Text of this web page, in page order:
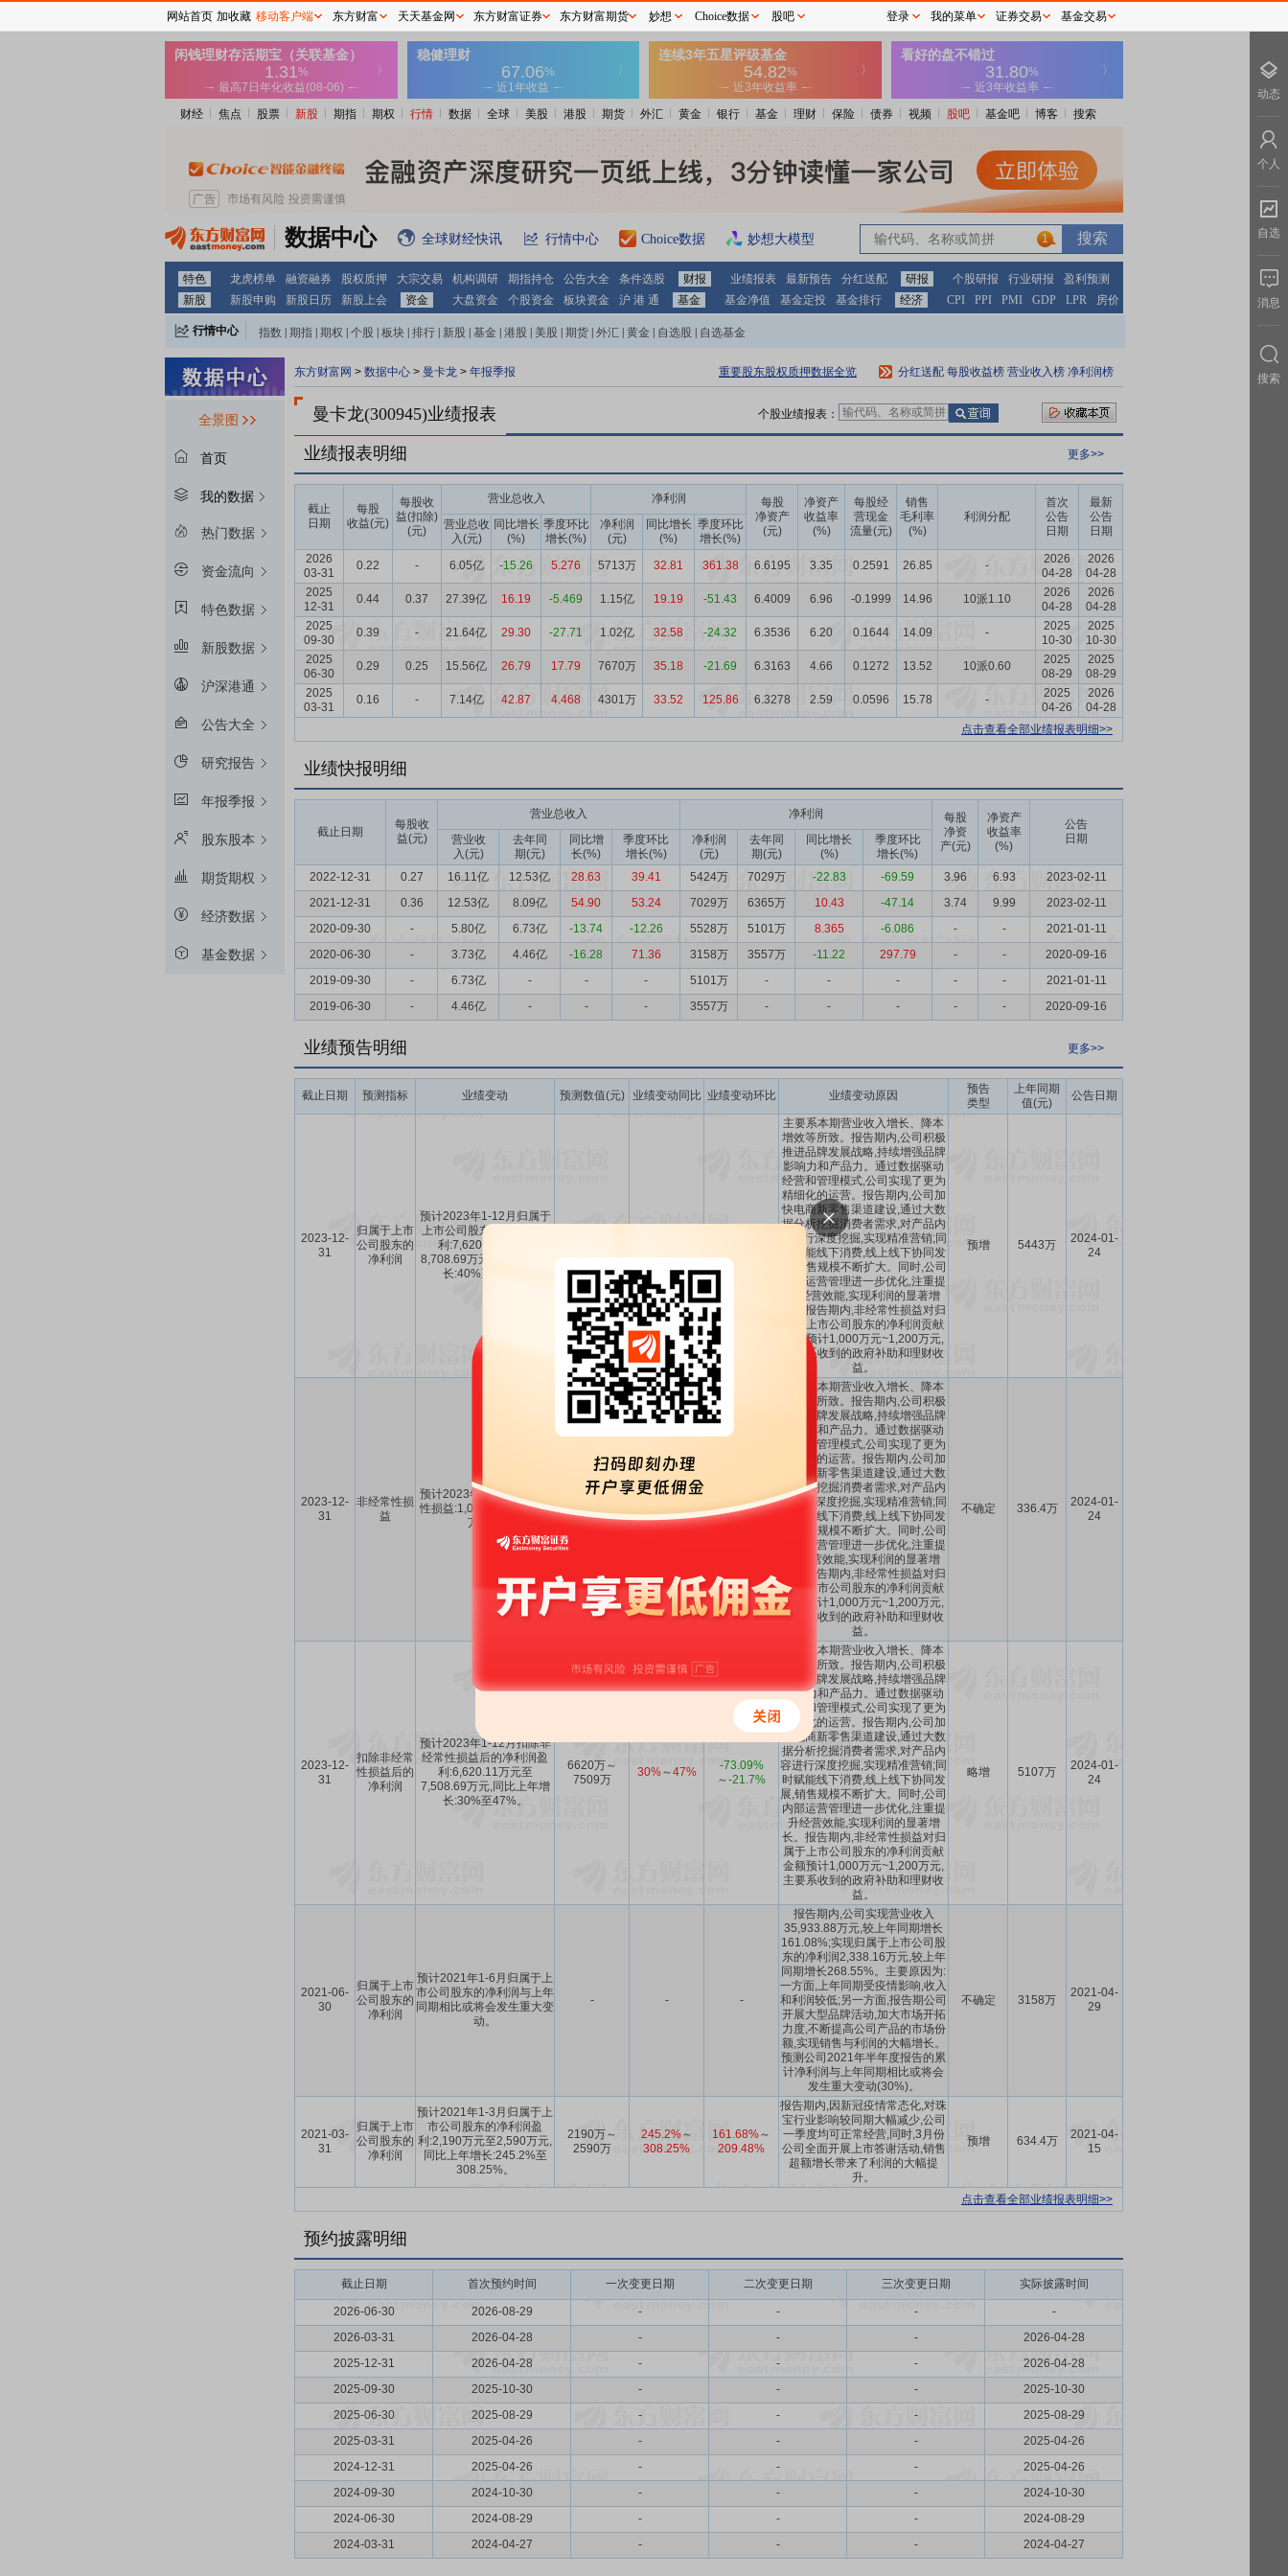
财经 焦点 股票 新股 期指 期权 行情 数据 全球 美股 港股 期货 外汇 黄金 银行 基金 理财 保险 债券 视频 股吧 基金吧 博客 搜索
数据中心 全球财经快讯 行情中心 Choice数据 妙想大模型 1
特色 龙虎榜单 融资融券 股权质押 大宗交易 机构调研 期指持仓 公告大全 条件选股 财报 业绩报表 最新预告 分红送配 研报 个股研报 行业研报
盈利预测
新股
新股申购 新股日历 新股上会 资金 大盘资金 个股资金 板块资金 沪 港 通 基金 基金净值 基金定投 基金排行 经济 CPI PPI PMI GDP LPR 房价
行情中心 指数 期指 期权 个股 板块 排行 新股 基金 港股 美股 期货 外汇 黄金 自选股 自选基金
全景图
首页
我的数据
热门数据
资金流向
特色数据
新股数据
沪深港通
公告大全
研究报告
年报季报
股东股本
期货期权
经济数据
基金数据
东方财富网 > 数据中心 > 曼卡龙 > 年报季报 重要股东股权质押数据全览 分红送配 每股收益榜 营业收入榜 净利润榜
曼卡龙(300945)业绩报表 个股业绩报表：
业绩报表明细 更多>>
截止
日期
每股
收益(元)
每股收
益(扣除)
(元)
营业总收入 净利润
每股
净资产
(元)
净资产
收益率
(%)
每股经
营现金
流量(元)
销售
毛利率
(%)
利润分配
首次
公告
日期
最新
公告
日期
营业总收
入(元)
同比增长
(%)
季度环比
增长(%)
净利润
(元)
同比增长
(%)
季度环比
增长(%)
2026
03-31
0.22 - 6.05亿 -15.26 5.276 5713万 32.81 361.38 6.6195 3.35 0.2591 26.85 -
2026
04-28
2026
04-28
2025
12-31
0.44 0.37 27.39亿 16.19 -5.469 1.15亿 19.19 -51.43 6.4009 6.96 -0.1999 14.96 10派1.10
2026
04-28
2026
04-28
2025
09-30
0.39 - 21.64亿 29.30 -27.71 1.02亿 32.58 -24.32 6.3536 6.20 0.1644 14.09 -
2025
10-30
2025
10-30
2025
06-30
0.29 0.25 15.56亿 26.79 17.79 7670万 35.18 -21.69 6.3163 4.66 0.1272 13.52 10派0.60
2025
08-29
2025
08-29
2025
03-31
0.16 - 7.14亿 42.87 4.468 4301万 33.52 125.86 6.3278 2.59 0.0596 15.78 -
2025
04-26
2026
04-28
点击查看全部业绩报表明细>>
业绩快报明细
截止日期
每股收
益(元)
营业总收入 净利润
每股
净资
产(元)
净资产
收益率
(%)
公告
日期
营业收
入(元)
去年同
期(元)
同比增
长(%)
季度环比
增长(%)
净利润
(元)
去年同
期(元)
同比增长
(%)
季度环比
增长(%)
2022-12-31
0.27 16.11亿 12.53亿 28.63 39.41 5424万 7029万 -22.83 -69.59 3.96 6.93
2023-02-11
2021-12-31
0.36 12.53亿 8.09亿 54.90 53.24 7029万 6365万 10.43 -47.14 3.74 9.99
2023-02-11
2020-09-30
- 5.80亿 6.73亿 -13.74 -12.26 5528万 5101万 8.365 -6.086 - -
2021-01-11
2020-06-30
- 3.73亿 4.46亿 -16.28 71.36 3158万 3557万 -11.22 297.79 - -
2020-09-16
2019-09-30
- 6.73亿 - - - 5101万 - - - - -
2021-01-11
2019-06-30
- 4.46亿 - - - 3557万 - - - - - 2020-09-16
业绩预告明细 更多>>
截止日期 预测指标 业绩变动 预测数值(元) 业绩变动同比 业绩变动环比 业绩变动原因
预告
类型
上年同期
值(元)
公告日期
2023-12-
31
归属于上市
公司股东的
净利润
预计2023年1-12月归属于
上市公司股东的净利润盈
利:7,620.11万元至
8,708.69万元,同比上年增
长:40%至60%。
主要系本期营业收入增长、降本
增效等所致。报告期内,公司积极
推进品牌发展战略,持续增强品牌
影响力和产品力。通过数据驱动
经营和管理模式,公司实现了更为
精细化的运营。报告期内,公司加
快电商新零售渠道建设,通过大数
据分析挖掘消费者需求,对产品内
容进行深度挖掘,实现精准营销;同
时赋能线下消费,线上线下协同发
展,销售规模不断扩大。同时,公司
内部运营管理进一步优化,注重提
升经营效能,实现利润的显著增
长。报告期内,非经常性损益对归
属于上市公司股东的净利润贡献
金额预计1,000万元~1,200万元,
主要系收到的政府补助和理财收
益。
预增 5443万
2024-01-
24
2023-12-
31
非经常性损
益
预计2023年1-12月非经常
性损益:1,000万元至1,200
万元。
1200万
256.68%
-
主要系本期营业收入增长、降本
增效等所致。报告期内,公司积极
推进品牌发展战略,持续增强品牌
影响力和产品力。通过数据驱动
经营和管理模式,公司实现了更为
精细化的运营。报告期内,公司加
快电商新零售渠道建设,通过大数
据分析挖掘消费者需求,对产品内
容进行深度挖掘,实现精准营销;同
时赋能线下消费,线上线下协同发
展,销售规模不断扩大。同时,公司
内部运营管理进一步优化,注重提
升经营效能,实现利润的显著增
长。报告期内,非经常性损益对归
属于上市公司股东的净利润贡献
金额预计1,000万元~1,200万元,
主要系收到的政府补助和理财收
益。
不确定 336.4万
2024-01-
24
2023-12-
31
扣除非经常
性损益后的
净利润
预计2023年1-12月扣除非
经常性损益后的净利润盈
利:6,620.11万元至
7,508.69万元,同比上年增
长:30%至47%。
6620万～
7509万
30%～47%
-73.09%
～-21.7%
主要系本期营业收入增长、降本
增效等所致。报告期内,公司积极
推进品牌发展战略,持续增强品牌
影响力和产品力。通过数据驱动
经营和管理模式,公司实现了更为
精细化的运营。报告期内,公司加
快电商新零售渠道建设,通过大数
据分析挖掘消费者需求,对产品内
容进行深度挖掘,实现精准营销;同
时赋能线下消费,线上线下协同发
展,销售规模不断扩大。同时,公司
内部运营管理进一步优化,注重提
升经营效能,实现利润的显著增
长。报告期内,非经常性损益对归
属于上市公司股东的净利润贡献
金额预计1,000万元~1,200万元,
主要系收到的政府补助和理财收
益。
略增 5107万
2024-01-
24
2021-06-
30
归属于上市
公司股东的
净利润
预计2021年1-6月归属于上
市公司股东的净利润与上年
同期相比或将会发生重大变
动。
- - -
报告期内,公司实现营业收入
35,933.88万元,较上年同期增长
161.08%;实现归属于上市公司股
东的净利润2,338.16万元,较上年
同期增长268.55%。主要原因为:
一方面,上年同期受疫情影响,收入
和利润较低;另一方面,报告期公司
开展大型品牌活动,加大市场开拓
力度,不断提高公司产品的市场份
额,实现销售与利润的大幅增长。
预测公司2021年半年度报告的累
计净利润与上年同期相比或将会
发生重大变动(30%)。
不确定 3158万
2021-04-
29
2021-03-
31
归属于上市
公司股东的
净利润
预计2021年1-3月归属于上
市公司股东的净利润盈
利:2,190万元至2,590万元,
同比上年增长:245.2%至
308.25%。
2190万～
2590万
245.2%～
308.25%
161.68%～
209.48%
报告期内,因新冠疫情常态化,对珠
宝行业影响较同期大幅减少,公司
一季度均可正常经营,同时,3月份
公司全面开展上市答谢活动,销售
超额增长带来了利润的大幅提
升。
预增 634.4万
2021-04-
15
点击查看全部业绩报表明细>>
预约披露明细
截止日期 首次预约时间 一次变更日期 二次变更日期 三次变更日期 实际披露时间
2026-06-30 2026-08-29 - - -
-
2026-03-31
2026-04-28 - - -
2026-04-28
2025-12-31
2026-04-28 - - -
2026-04-28
2025-09-30
2025-10-30 - - -
2025-10-30
2025-06-30
2025-08-29 - - -
2025-08-29
2025-03-31
2025-04-26 - - -
2025-04-26
2024-12-31
2025-04-26 - - -
2025-04-26
2024-09-30
2024-10-30 - - -
2024-10-30
2024-06-30
2024-08-29 - - -
2024-08-29
2024-03-31
2024-04-27 - - - 2024-04-27
网站首页 加收藏 移动客户端 东方财富 天天基金网 东方财富证券 东方财富期货 妙想 Choice数据 股吧 登录 我的菜单 证券交易 基金交易
动态
个人
自选
消息
搜索